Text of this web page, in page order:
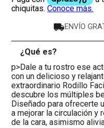
ENVÍO
¿Qué es?
p>Dale a tu rostro ese
con un delicioso y
extraordinario Rodillo
descubre los múltiples
Diseñado para ofrecerte
a mejorar la circulación y
de la cara, asimismo